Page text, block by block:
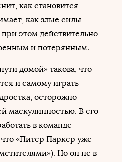
как становится
как злые силы
этом действительно
и потерянным.
домой» такова, что
и самому играть
осторожно
маскулинностью. В его
в команде
«Питер Паркер уже
Но он не в